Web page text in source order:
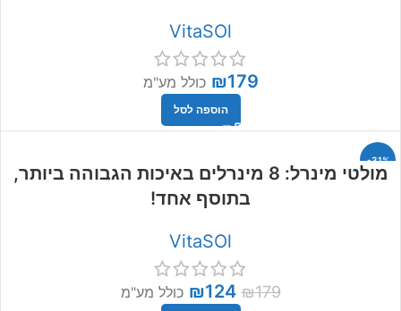
VitaSOl
₪179 כולל מע"מ
הוספה לסל
-31%
מולטי מינרל: 8 מינרלים באיכות הגבוהה ביותר,
בתוסף אחד!
VitaSOl
₪179
₪124 כולל מע"מ